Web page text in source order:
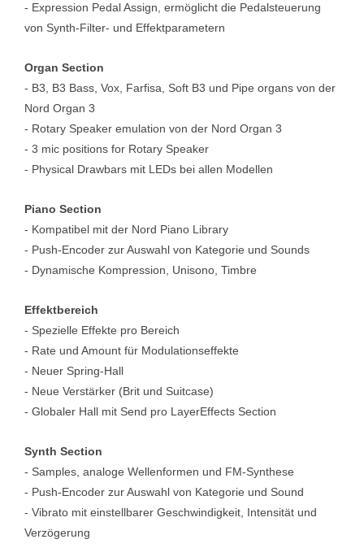
- Expression Pedal Assign, ermöglicht die Pedalsteuerung
von Synth-Filter- und Effektparametern
Organ Section
- B3, B3 Bass, Vox, Farfisa, Soft B3 und Pipe organs von der
Nord Organ 3
- Rotary Speaker emulation von der Nord Organ 3
- 3 mic positions for Rotary Speaker
- Physical Drawbars mit LEDs bei allen Modellen
Piano Section
- Kompatibel mit der Nord Piano Library
- Push-Encoder zur Auswahl von Kategorie und Sounds
- Dynamische Kompression, Unisono, Timbre
Effektbereich
- Spezielle Effekte pro Bereich
- Rate und Amount für Modulationseffekte
- Neuer Spring-Hall
- Neue Verstärker (Brit und Suitcase)
- Globaler Hall mit Send pro LayerEffects Section
Synth Section
- Samples, analoge Wellenformen und FM-Synthese
- Push-Encoder zur Auswahl von Kategorie und Sound
- Vibrato mit einstellbarer Geschwindigkeit, Intensität und
Verzögerung